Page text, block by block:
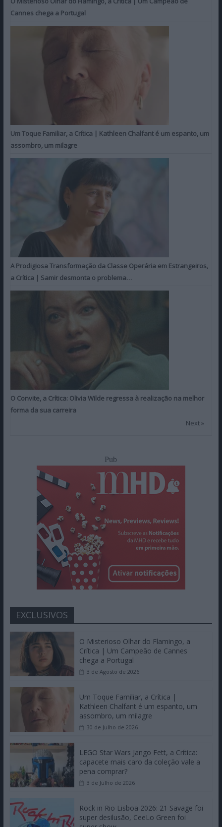
Cannes chega a Portugal
Um Toque Familiar, a Crítica | Kathleen Chalfant é um espanto, um
assombro, um milagre
A Prodigiosa Transformação da Classe Operária em Estrangeiros,
a Crítica | Samir desmonta o problema…
O Convite, a Crítica: Olivia Wilde regressa à realização na melhor
forma da sua carreira
Next »
Pub
EXCLUSIVOS
O Misterioso Olhar do Flamingo, a
Crítica | Um Campeão de Cannes
chega a Portugal
3 de Agosto de 2026
Um Toque Familiar, a Crítica |
Kathleen Chalfant é um espanto, um
assombro, um milagre
30 de Julho de 2026
LEGO Star Wars Jango Fett, a Crítica:
capacete mais caro da coleção vale a
pena comprar?
3 de Julho de 2026
Rock in Rio Lisboa 2026: 21 Savage foi
super desilusão, CeeLo Green foi